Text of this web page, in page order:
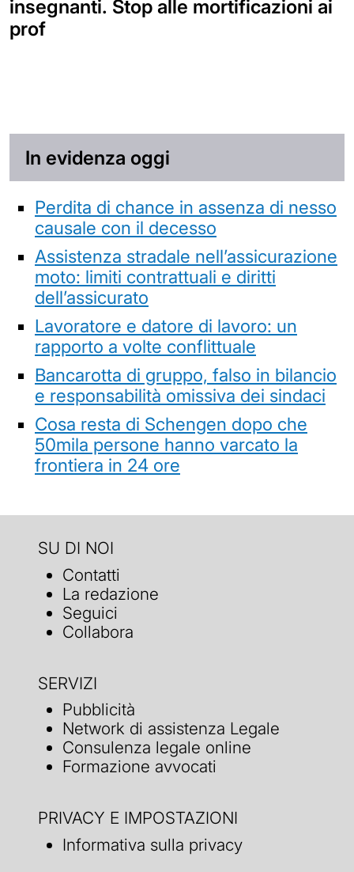
insegnanti. Stop alle mortificazioni ai
prof
In evidenza oggi
Perdita di chance in assenza di nesso
causale con il decesso
Assistenza stradale nell’assicurazione
moto: limiti contrattuali e diritti
dell’assicurato
Lavoratore e datore di lavoro: un
rapporto a volte conflittuale
Bancarotta di gruppo, falso in bilancio
e responsabilità omissiva dei sindaci
Cosa resta di Schengen dopo che
50mila persone hanno varcato la
frontiera in 24 ore
SU DI NOI
Contatti
La redazione
Seguici
Collabora
SERVIZI
Pubblicità
Network di assistenza Legale
Consulenza legale online
Formazione avvocati
PRIVACY E IMPOSTAZIONI
Informativa sulla privacy